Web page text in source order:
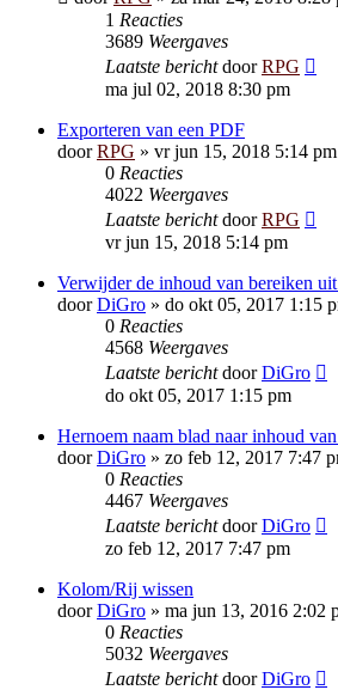
1 Reacties
3689 Weergaves
Laatste berichtdoorRPG
ma jul 02, 2018 8:30 pm
Exporteren van een PDF
doorRPG » vr jun 15, 2018 5:14 pm
0 Reacties
4022 Weergaves
Laatste berichtdoorRPG
vr jun 15, 2018 5:14 pm
Verwijder de inhoud van bereiken
doorDiGro » do okt 05, 2017 1:15
0 Reacties
4568 Weergaves
Laatste berichtdoorDiGro
do okt 05, 2017 1:15 pm
Hernoem naam blad naar inhoud
doorDiGro » zo feb 12, 2017 7:47
0 Reacties
4467 Weergaves
Laatste berichtdoorDiGro
zo feb 12, 2017 7:47 pm
Kolom/Rij wissen
doorDiGro » ma jun 13, 2016 2:02
0 Reacties
5032 Weergaves
Laatste berichtdoorDiGro